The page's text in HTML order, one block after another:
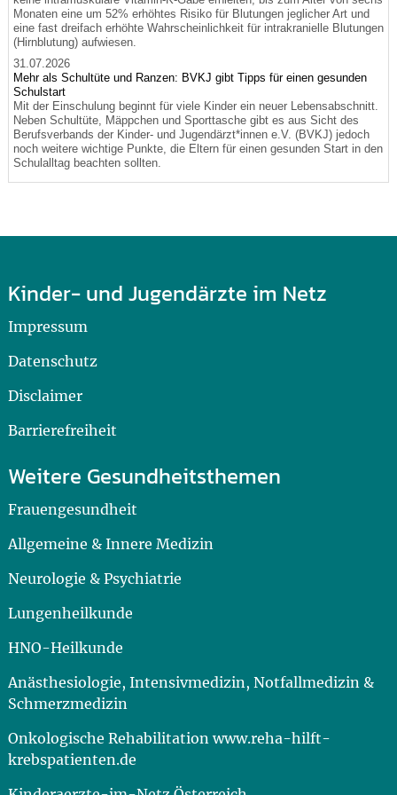
Monaten eine um 52% erhöhtes Risiko für Blutungen jeglicher Art und
eine fast dreifach erhöhte Wahrscheinlichkeit für intrakranielle Blutungen
(Hirnblutung) aufwiesen.
31.07.2026
Mehr als Schultüte und Ranzen: BVKJ gibt Tipps für einen gesunden
Schulstart
Mit der Einschulung beginnt für viele Kinder ein neuer Lebensabschnitt.
Neben Schultüte, Mäppchen und Sporttasche gibt es aus Sicht des
Berufsverbands der Kinder- und Jugendärzt*innen e.V. (BVKJ) jedoch
noch weitere wichtige Punkte, die Eltern für einen gesunden Start in den
Schulalltag beachten sollten.
Kinder- und Jugendärzte im Netz
Impressum
Datenschutz
Disclaimer
Barrierefreiheit
Weitere Gesundheitsthemen
Frauengesundheit
Allgemeine & Innere Medizin
Neurologie & Psychiatrie
Lungenheilkunde
HNO-Heilkunde
Anästhesiologie, Intensivmedizin, Notfallmedizin &
Schmerzmedizin
Onkologische Rehabilitation www.reha-hilft-
krebspatienten.de